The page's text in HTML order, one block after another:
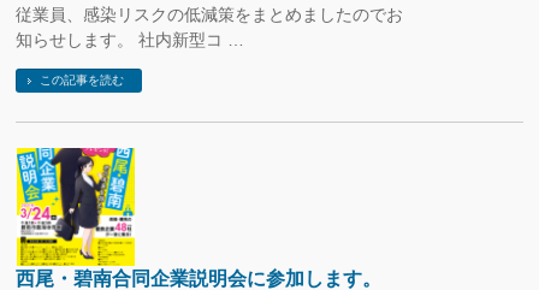
従業員、感染リスクの低減策をまとめましたのでお
知らせします。 社内新型コ …
この記事を読む
西尾・碧南合同企業説明会に参加します。